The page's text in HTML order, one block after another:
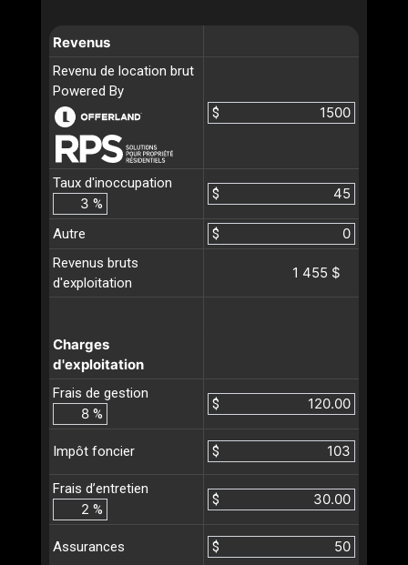
Revenus
Revenu de location brut
Powered By
$
Taux d'inoccupation
%
$
Autre
$
Revenus bruts
d'exploitation
1 455 $
Charges
d'exploitation
Frais de gestion
%
$
Impôt foncier $
Frais d’entretien
%
$
Assurances $